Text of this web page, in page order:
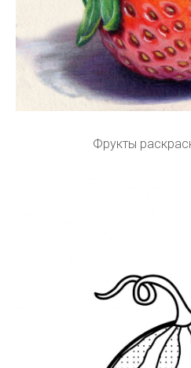
Фрукты